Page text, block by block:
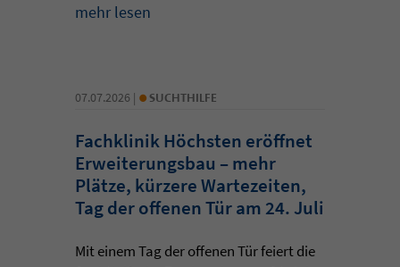
mehr lesen
07.07.2026 | • SUCHTHILFE
Fachklinik Höchsten eröffnet
Erweiterungsbau – mehr
Plätze, kürzere Wartezeiten,
Tag der offenen Tür am 24. Juli
Mit einem Tag der offenen Tür feiert die